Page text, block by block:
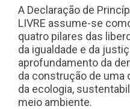
A Declaração de
LIVRE assume-se
quatro pilares das
da igualdade e da
aprofundamento da
da construção de uma
da ecologia,
meio ambiente.